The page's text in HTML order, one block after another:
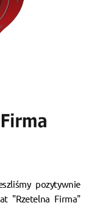
pozytywnie
"Rzetelna Firma"